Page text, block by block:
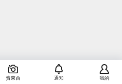
賣東西 通知 我的